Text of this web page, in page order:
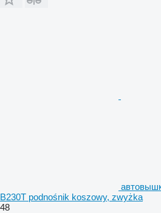
B230T podnośnik koszowy, zwyżka
48